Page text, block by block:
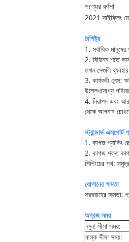
পণ্যের বর্ণনা
2021 সাইক্লিং
বৈশিষ্ট্য
1. সর্বাধিক
2. বিভিন্ন শর্তে
তখন সেগুলি
3. কার্যকরী লেন্স:
উল্লেখযোগ্য
4. নিরাপদ এবং
থেকে আপনার
স্ট্যান্ডার্ড এক্সপোর্ট
1. কাগজ প্যাকিং
2. কাগজ শক্ত
শিপিংয়ের পথ:
যোগানের ক্ষমতা
সরবরাহের
অগ্রজ সময়
নমুনা সীসা সময়:
বাল্ক সীসা সময়: